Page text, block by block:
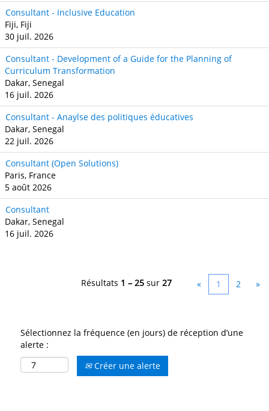
Consultant - Inclusive Education
Fiji, Fiji
30 juil. 2026
Consultant - Development of a Guide for the Planning of
Curriculum Transformation
Dakar, Senegal
16 juil. 2026
Consultant - Anaylse des politiques éducatives
Dakar, Senegal
22 juil. 2026
Consultant (Open Solutions)
Paris, France
5 août 2026
Consultant
Dakar, Senegal
16 juil. 2026
Résultats 1 – 25 sur 27 « 1 2 »
Sélectionnez la fréquence (en jours) de réception d’une
alerte :
Créer une alerte